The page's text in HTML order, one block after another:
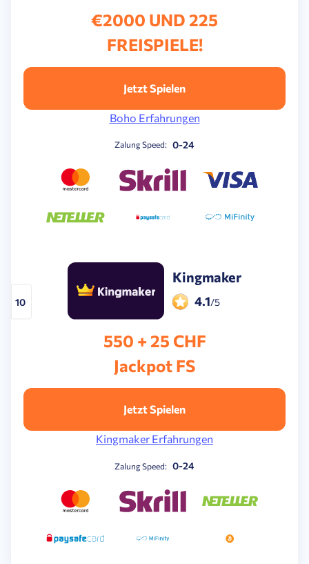
€2000 UND 225
FREISPIELE!
Zalung Speed: 0-24
Jetzt Spielen
Boho Erfahrungen
10
Kingmaker
4.1/5
550 + 25 CHF
Jackpot FS
Zalung Speed: 0-24
Jetzt Spielen
Kingmaker Erfahrungen